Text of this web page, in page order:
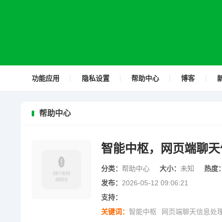
功能应用 隐私设置 帮助中心 博客
帮助中心
智能中枢，网页端聊
分类： 帮助中心 大小： 未知
热度
发布： 2026-05-12 09:06:21
支持：
关键词： 智能中枢 网页端聊天信息处